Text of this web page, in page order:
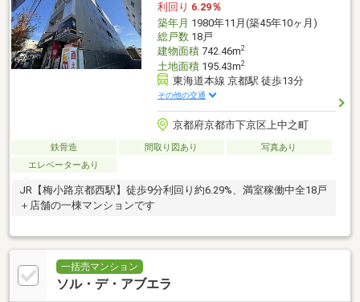
利回り 6.29％
築年月 1980年11月(築45年10ヶ月)
総戸数18戸
建物面積742.46m2
土地面積195.43m2
東海道本線 京都駅 徒歩13分
その他の交通
京都府京都市下京区上中之町
鉄骨造 間取り図あり
写真あり
エレベーターあり
JR【梅小路京都西駅】徒歩9分利回り約6.29%、満室稼働中全18戸
＋店舗の一棟マンションです
一括売マンション
ソル・デ・アブエラ